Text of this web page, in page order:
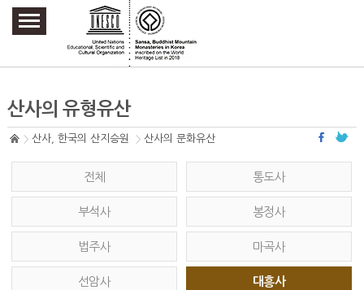
주요메뉴 바로가기
본문 바로가기
하단메뉴 바로가기
산사의 유형유산
산사, 한국의 산지승원 산사의 문화유산
전체 통도사
부석사 봉정사
법주사 마곡사
선암사 대흥사